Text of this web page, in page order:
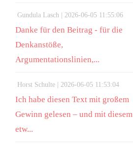
Gundula Lasch | 2026-06-05 11:55:06
Danke für den Beitrag - für die
Denkanstöße,
Argumentationslinien,...
Horst Schulte | 2026-06-05 11:53:04
Ich habe diesen Text mit großem
Gewinn gelesen – und mit diesem
etw...